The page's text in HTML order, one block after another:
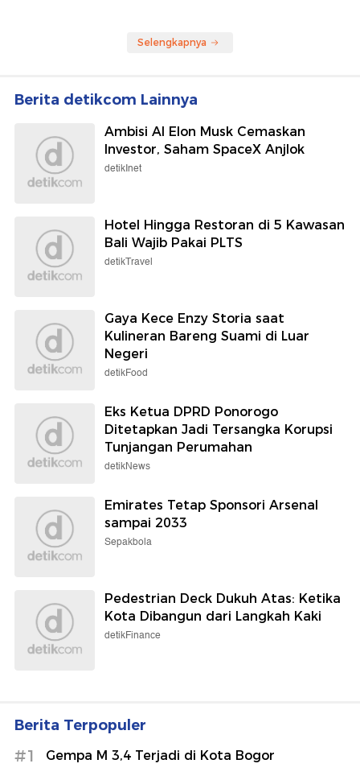
Selengkapnya
Berita detikcom Lainnya
Ambisi AI Elon Musk Cemaskan
Investor, Saham SpaceX Anjlok
detikInet
Hotel Hingga Restoran di 5 Kawasan
Bali Wajib Pakai PLTS
detikTravel
Gaya Kece Enzy Storia saat
Kulineran Bareng Suami di Luar
Negeri
detikFood
Eks Ketua DPRD Ponorogo
Ditetapkan Jadi Tersangka Korupsi
Tunjangan Perumahan
detikNews
Emirates Tetap Sponsori Arsenal
sampai 2033
Sepakbola
Pedestrian Deck Dukuh Atas: Ketika
Kota Dibangun dari Langkah Kaki
detikFinance
Berita Terpopuler
#1 Gempa M 3,4 Terjadi di Kota Bogor